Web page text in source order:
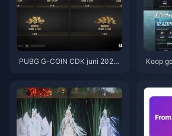
PUBG G-COIN CDK juni 2026:
Koop
n